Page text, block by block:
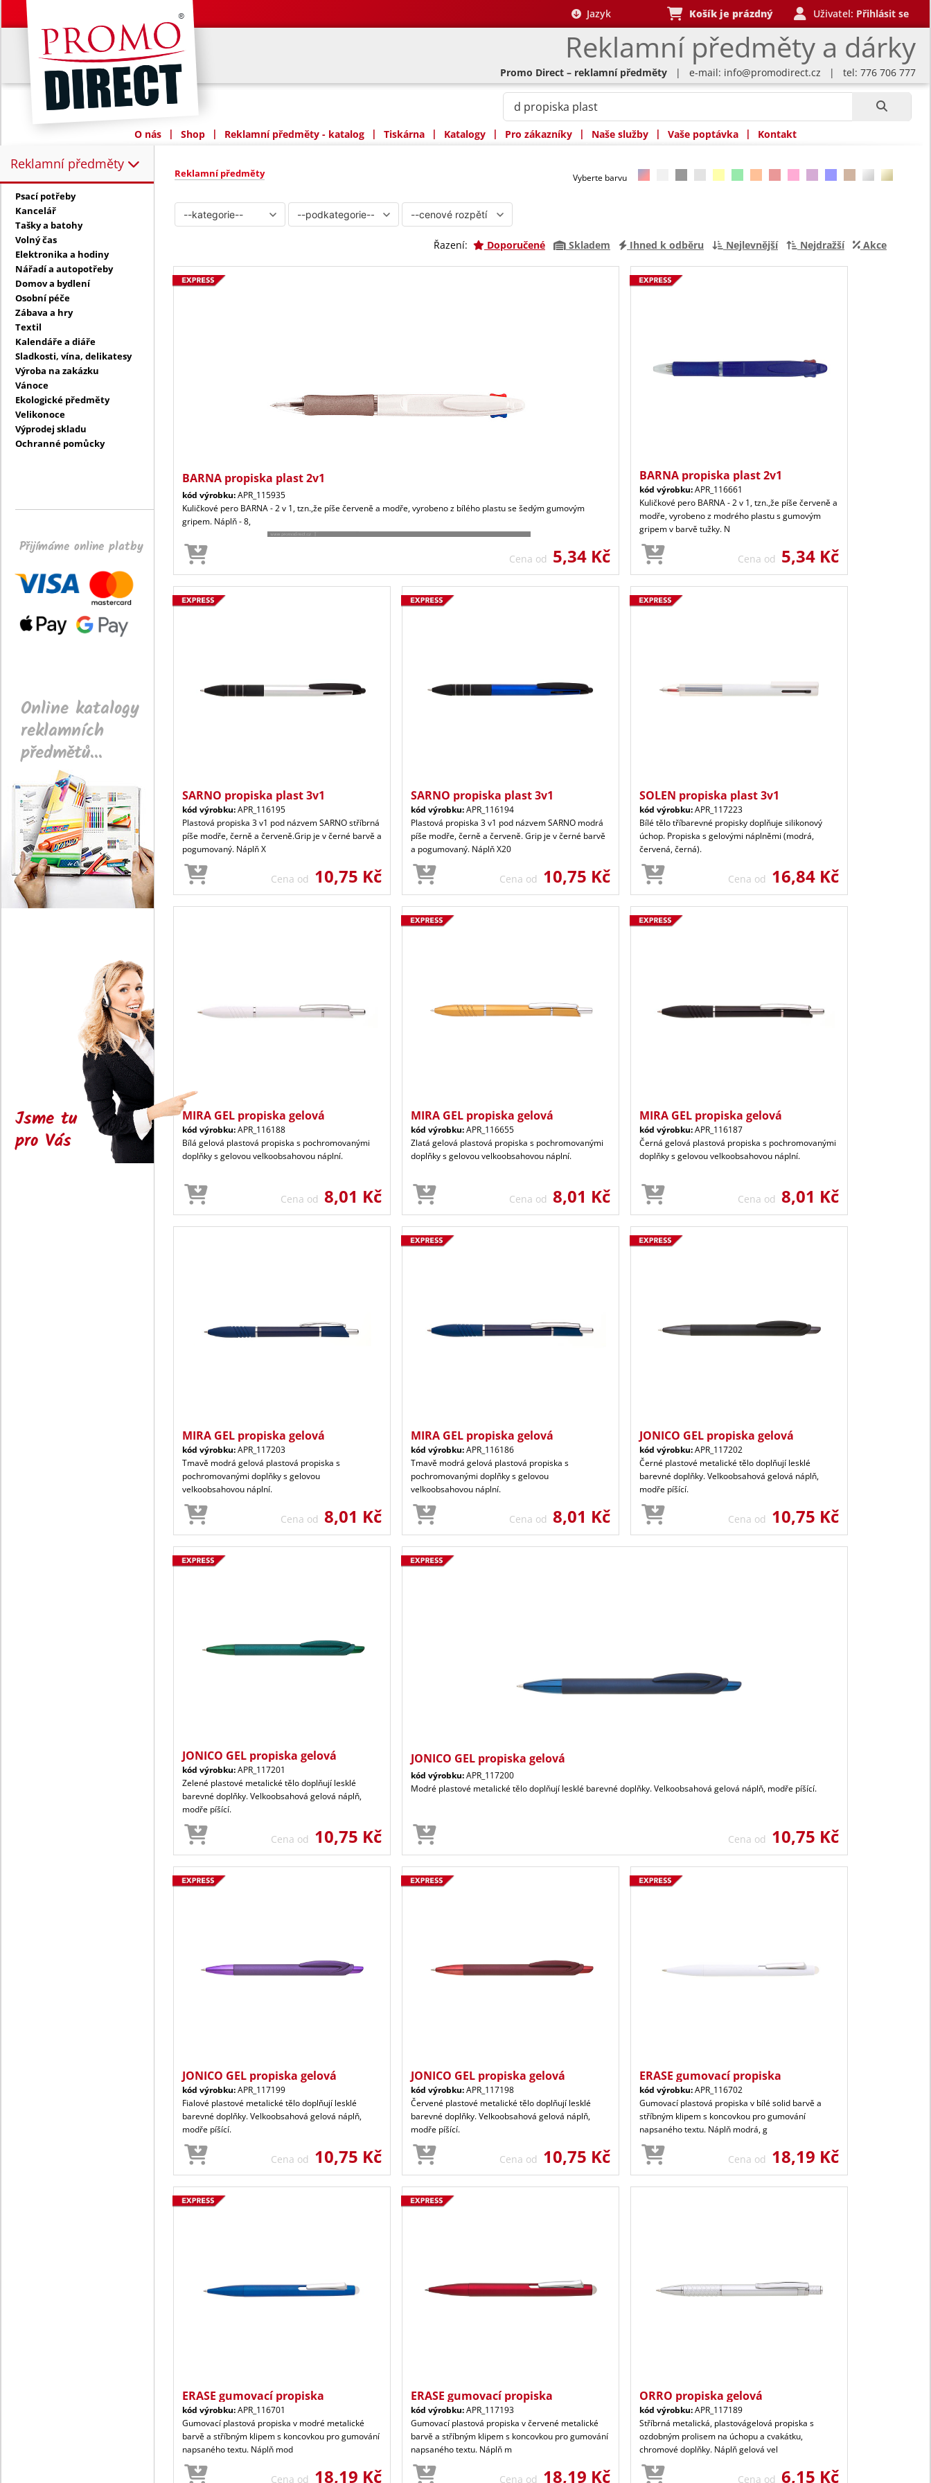
Reklamní předměty a dárky
Jazyk Košík je prázdný Uživatel: Přihlásit se
Promo Direct – reklamní předměty | e-mail: info@promodirect.cz | tel: 776 706 777
O nás | Shop | Reklamní předměty - katalog | Tiskárna | Katalogy | Pro zákazníky | Naše služby | Vaše poptávka | Kontakt
Reklamní předměty
Reklamní předměty:
Psací potřeby
Kancelář
Tašky a batohy
Volný čas
Elektronika a hodiny
Nářadí a autopotřeby
Domov a bydlení
Osobní péče
Zábava a hry
Textil
Kalendáře a diáře
Sladkosti, vína, delikatesy
Výroba na zakázku
Vánoce
Ekologické předměty
Velikonoce
Výprodej skladu
Ochranné pomůcky
Přijímáme online platby
Online katalogy
reklamních
předmětů...
Jsme tu
pro Vás
Reklamní předměty Vyberte barvu
Řazení: Doporučené Skladem Ihned k odběru Nejlevnější Nejdražší Akce
BARNA propiska plast 2v1
kód výrobku:APR_115935
Kuličkové pero BARNA - 2 v 1, tzn.,že píše červeně a modře, vyrobeno z bílého plastu se šedým gumovým
gripem. Náplň - 8,
Cena od 5,34 Kč
BARNA propiska plast 2v1
kód výrobku:APR_116661
Kuličkové pero BARNA - 2 v 1, tzn.,že píše červeně a
modře, vyrobeno z modrého plastu s gumovým
gripem v barvě tužky. N
Cena od 5,34 Kč
SARNO propiska plast 3v1
kód výrobku:APR_116195
Plastová propiska 3 v1 pod názvem SARNO stříbrná
píše modře, černě a červeně.Grip je v černé barvě a
pogumovaný. Náplň X
Cena od 10,75 Kč
SARNO propiska plast 3v1
kód výrobku:APR_116194
Plastová propiska 3 v1 pod názvem SARNO modrá
píše modře, černě a červeně. Grip je v černé barvě
a pogumovaný. Náplň X20
Cena od 10,75 Kč
SOLEN propiska plast 3v1
kód výrobku:APR_117223
Bílé tělo tříbarevné propisky doplňuje silikonový
úchop. Propiska s gelovými náplněmi (modrá,
červená, černá).
Cena od 16,84 Kč
MIRA GEL propiska gelová
kód výrobku:APR_116188
Bílá gelová plastová propiska s pochromovanými
doplňky s gelovou velkoobsahovou náplní.
Cena od 8,01 Kč
MIRA GEL propiska gelová
kód výrobku:APR_116655
Zlatá gelová plastová propiska s pochromovanými
doplňky s gelovou velkoobsahovou náplní.
Cena od 8,01 Kč
MIRA GEL propiska gelová
kód výrobku:APR_116187
Černá gelová plastová propiska s pochromovanými
doplňky s gelovou velkoobsahovou náplní.
Cena od 8,01 Kč
MIRA GEL propiska gelová
kód výrobku:APR_117203
Tmavě modrá gelová plastová propiska s
pochromovanými doplňky s gelovou
velkoobsahovou náplní.
Cena od 8,01 Kč
MIRA GEL propiska gelová
kód výrobku:APR_116186
Tmavě modrá gelová plastová propiska s
pochromovanými doplňky s gelovou
velkoobsahovou náplní.
Cena od 8,01 Kč
JONICO GEL propiska gelová
kód výrobku:APR_117202
Černé plastové metalické tělo doplňují lesklé
barevné doplňky. Velkoobsahová gelová náplň,
modře píšící.
Cena od 10,75 Kč
JONICO GEL propiska gelová
kód výrobku:APR_117201
Zelené plastové metalické tělo doplňují lesklé
barevné doplňky. Velkoobsahová gelová náplň,
modře píšící.
Cena od 10,75 Kč
JONICO GEL propiska gelová
kód výrobku:APR_117200
Modré plastové metalické tělo doplňují lesklé barevné doplňky. Velkoobsahová gelová náplň, modře píšící.
Cena od 10,75 Kč
JONICO GEL propiska gelová
kód výrobku:APR_117199
Fialové plastové metalické tělo doplňují lesklé
barevné doplňky. Velkoobsahová gelová náplň,
modře píšící.
Cena od 10,75 Kč
JONICO GEL propiska gelová
kód výrobku:APR_117198
Červené plastové metalické tělo doplňují lesklé
barevné doplňky. Velkoobsahová gelová náplň,
modře píšící.
Cena od 10,75 Kč
ERASE gumovací propiska
kód výrobku:APR_116702
Gumovací plastová propiska v bílé solid barvě a
stříbným klipem s koncovkou pro gumování
napsaného textu. Náplň modrá, g
Cena od 18,19 Kč
ERASE gumovací propiska
kód výrobku:APR_116701
Gumovací plastová propiska v modré metalické
barvě a stříbným klipem s koncovkou pro gumování
napsaného textu. Náplň mod
Cena od 18,19 Kč
ERASE gumovací propiska
kód výrobku:APR_117193
Gumovací plastová propiska v červené metalické
barvě a stříbným klipem s koncovkou pro gumování
napsaného textu. Náplň m
Cena od 18,19 Kč
ORRO propiska gelová
kód výrobku:APR_117189
Stříbrná metalická, plastovágelová propiska s
ozdobným prolisem na úchopu a cvakátku,
chromové doplňky. Náplň gelová vel
Cena od 6,15 Kč